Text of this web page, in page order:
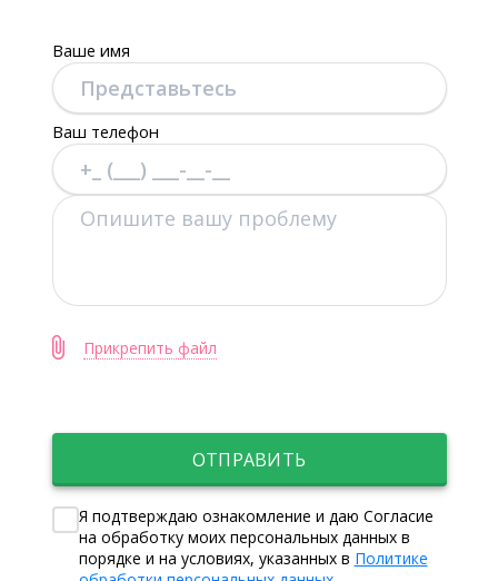
Ваше имя
Ваш телефон
Прикрепить файл
ОТПРАВИТЬ
Я подтверждаю ознакомление и даю Согласие
на обработку моих персональных данных в
порядке и на условиях, указанных в Политике